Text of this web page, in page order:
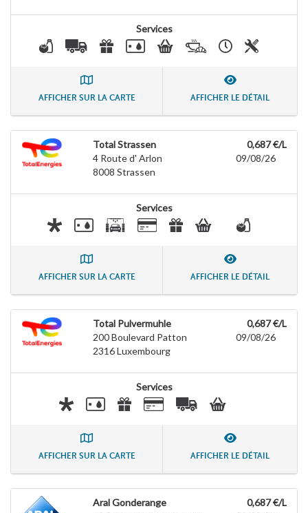
Services
AFFICHER SUR LA CARTE AFFICHER LE DÉTAIL
Total Strassen
4 Route d' Arlon
8008 Strassen
0,687 €/L
09/08/26
Services
AFFICHER SUR LA CARTE AFFICHER LE DÉTAIL
Total Pulvermuhle
200 Boulevard Patton
2316Luxembourg
0,687 €/L
09/08/26
Services
AFFICHER SUR LA CARTE AFFICHER LE DÉTAIL
Aral Gonderange
0,687 €/L